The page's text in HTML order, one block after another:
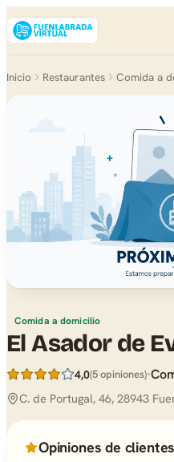
Inicio Restaurantes Comida a
Comida a domicilio
El Asador de
4,0(5 opiniones)·
C. de Portugal, 46, 28943
Opiniones de clientes